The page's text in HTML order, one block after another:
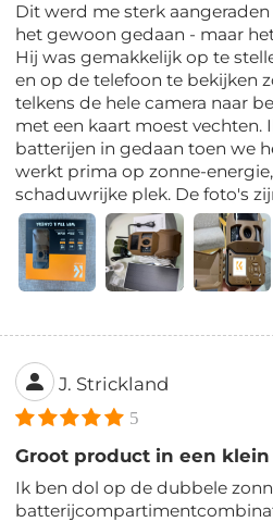
Dit werd me sterk
het gewoon gedaan - maar
Hij was gemakkelijk op te
en op de telefoon te bekijken
telkens de hele camera naar
met een kaart moest vechten.
batterijen in gedaan toen we
werkt prima op zonne-
schaduwrijke plek. De foto's
J. Strickland
5
Groot product in een
Ik ben dol op de dubbele